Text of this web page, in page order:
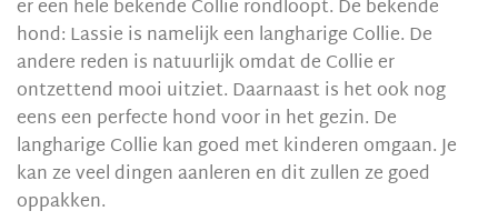
er een hele bekende Collie rondloopt. De bekende
hond: Lassie is namelijk een langharige Collie. De
andere reden is natuurlijk omdat de Collie er
ontzettend mooi uitziet. Daarnaast is het ook nog
eens een perfecte hond voor in het gezin. De
langharige Collie kan goed met kinderen omgaan. Je
kan ze veel dingen aanleren en dit zullen ze goed
oppakken.